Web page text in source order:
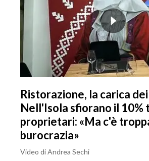
Ristorazione, la carica
Nell'Isola sfiorano il 10%
proprietari: «Ma c'è
burocrazia»
Video di Andrea Sechi